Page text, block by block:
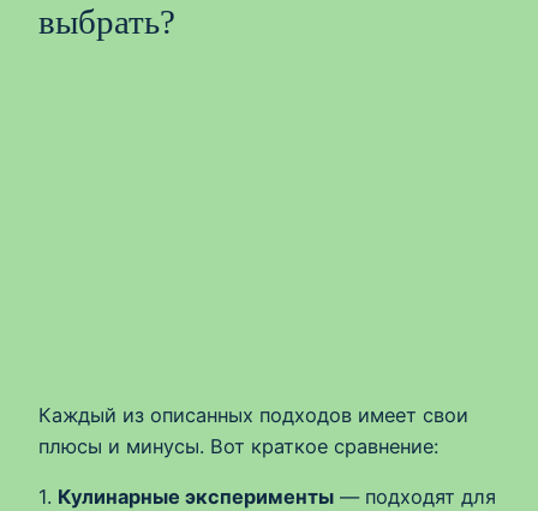
выбрать?
Каждый из описанных подходов имеет свои
плюсы и минусы. Вот краткое сравнение:
1. Кулинарные эксперименты — подходят для